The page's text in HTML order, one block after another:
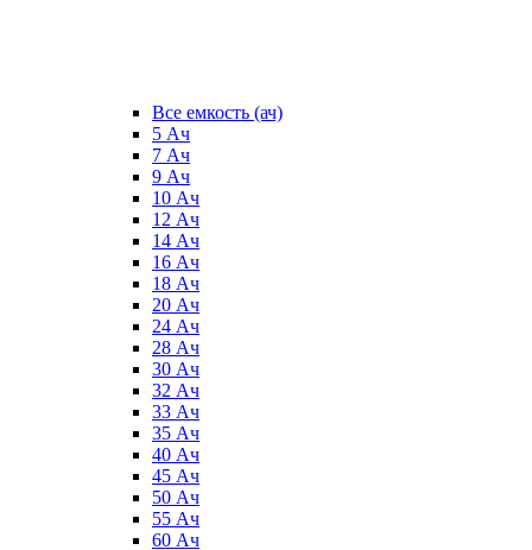
Все емкость (ач)
5 Ач
7 Ач
9 Ач
10 Ач
12 Ач
14 Ач
16 Ач
18 Ач
20 Ач
24 Ач
28 Ач
30 Ач
32 Ач
33 Ач
35 Ач
40 Ач
45 Ач
50 Ач
55 Ач
60 Ач